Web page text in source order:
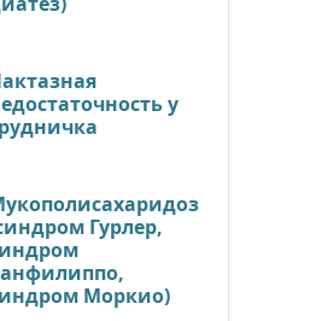
у
Гурлер,
Моркио)